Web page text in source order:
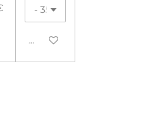
In den Warenkorb